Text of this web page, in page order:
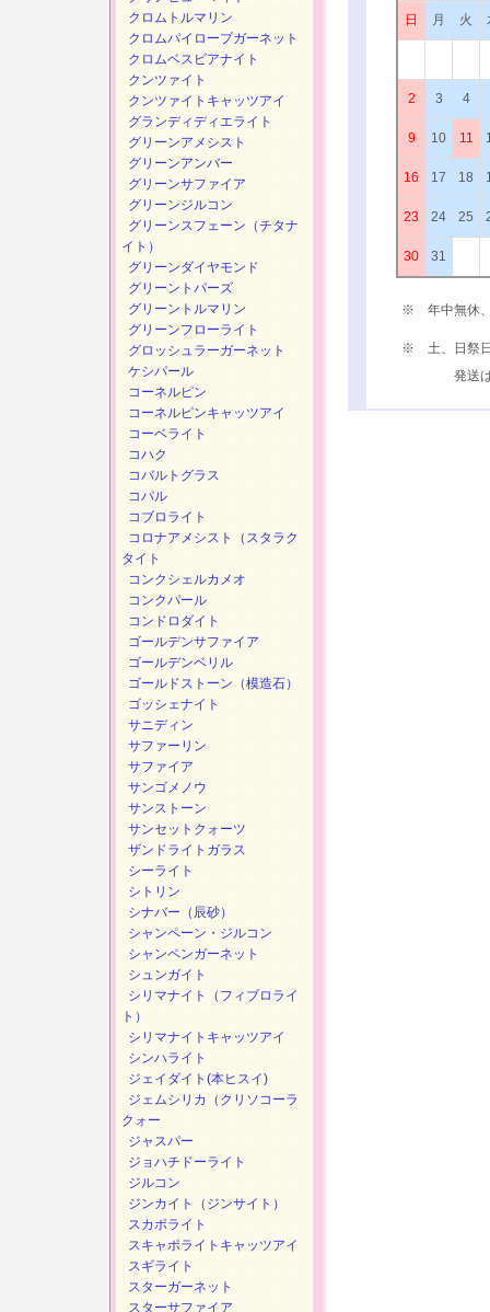
日 月 火
2 3 4
9 10 11
16 17 18
23 24 25
30 31
※ 年中無休、
※ 土、日祭日
発送は、
クロムトルマリン
クロムパイロープガーネット
クロムベスビアナイト
クンツァイト
クンツァイトキャッツアイ
グランディディエライト
グリーンアメシスト
グリーンアンバー
グリーンサファイア
グリーンジルコン
グリーンスフェーン（チタナ
イト）
グリーンダイヤモンド
グリーントパーズ
グリーントルマリン
グリーンフローライト
グロッシュラーガーネット
ケシパール
コーネルピン
コーネルピンキャッツアイ
コーベライト
コハク
コバルトグラス
コパル
コブロライト
コロナアメシスト（スタラク
タイト
コンクシェルカメオ
コンクパール
コンドロダイト
ゴールデンサファイア
ゴールデンベリル
ゴールドストーン（模造石）
ゴッシェナイト
サニディン
サファーリン
サファイア
サンゴメノウ
サンストーン
サンセットクォーツ
ザンドライトガラス
シーライト
シトリン
シナバー（辰砂）
シャンペーン・ジルコン
シャンペンガーネット
シュンガイト
シリマナイト（フィブロライ
ト）
シリマナイトキャッツアイ
シンハライト
ジェイダイト(本ヒスイ)
ジェムシリカ（クリソコーラ
クォー
ジャスパー
ジョハチドーライト
ジルコン
ジンカイト（ジンサイト）
スカポライト
スキャポライトキャッツアイ
スギライト
スターガーネット
スターサファイア